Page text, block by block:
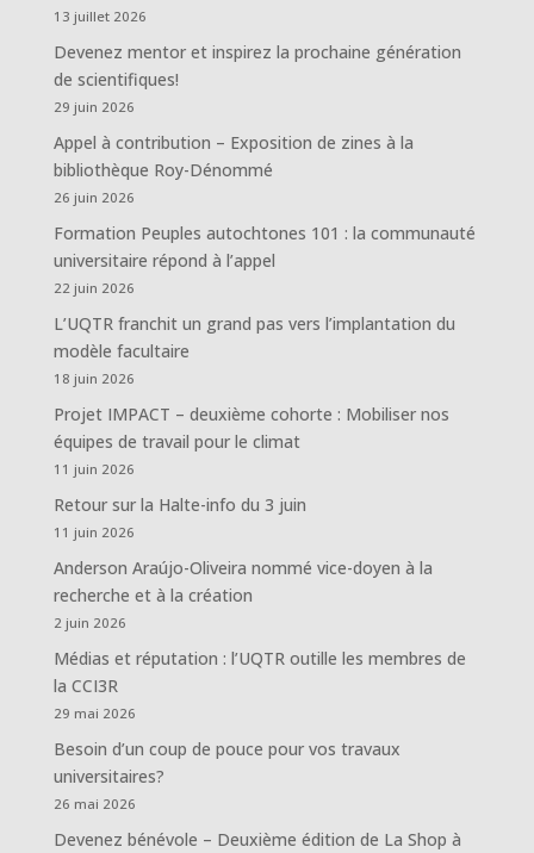
13 juillet 2026
Devenez mentor et inspirez la prochaine génération
de scientifiques!
29 juin 2026
Appel à contribution – Exposition de zines à la
bibliothèque Roy-Dénommé
26 juin 2026
Formation Peuples autochtones 101 : la communauté
universitaire répond à l’appel
22 juin 2026
L’UQTR franchit un grand pas vers l’implantation du
modèle facultaire
18 juin 2026
Projet IMPACT – deuxième cohorte : Mobiliser nos
équipes de travail pour le climat
11 juin 2026
Retour sur la Halte-info du 3 juin
11 juin 2026
Anderson Araújo-Oliveira nommé vice-doyen à la
recherche et à la création
2 juin 2026
Médias et réputation : l’UQTR outille les membres de
la CCI3R
29 mai 2026
Besoin d’un coup de pouce pour vos travaux
universitaires?
26 mai 2026
Devenez bénévole – Deuxième édition de La Shop à